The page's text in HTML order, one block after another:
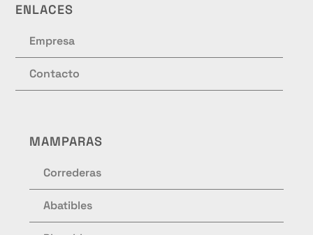
ENLACES
Empresa
Contacto
MAMPARAS
Correderas
Abatibles